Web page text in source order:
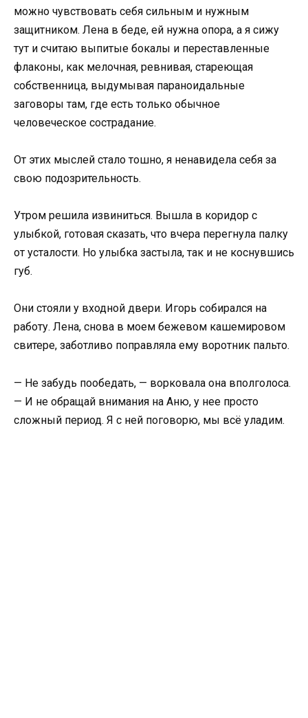
можно чувствовать себя сильным и нужным
защитником. Лена в беде, ей нужна опора, а я сижу
тут и считаю выпитые бокалы и переставленные
флаконы, как мелочная, ревнивая, стареющая
собственница, выдумывая параноидальные
заговоры там, где есть только обычное
человеческое сострадание.
От этих мыслей стало тошно, я ненавидела себя за
свою подозрительность.
Утром решила извиниться. Вышла в коридор с
улыбкой, готовая сказать, что вчера перегнула палку
от усталости. Но улыбка застыла, так и не коснувшись
губ.
Они стояли у входной двери. Игорь собирался на
работу. Лена, снова в моем бежевом кашемировом
свитере, заботливо поправляла ему воротник пальто.
— Не забудь пообедать, — ворковала она вполголоса.
— И не обращай внимания на Аню, у нее просто
сложный период. Я с ней поговорю, мы всё уладим.